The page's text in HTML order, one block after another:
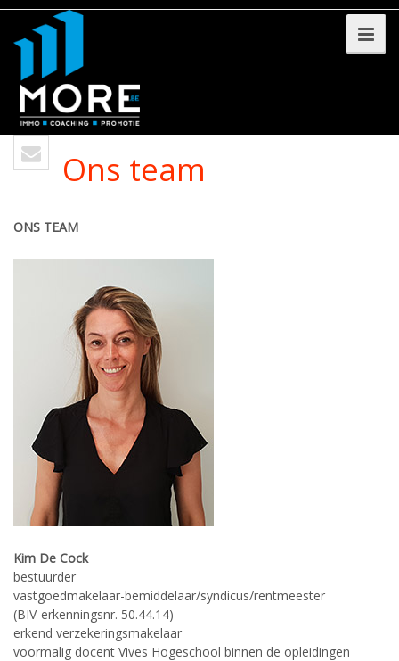
Ons team
ONS TEAM
Kim De Cock
bestuurder
vastgoedmakelaar-bemiddelaar/syndicus/rentmeester
(BIV-erkenningsnr. 50.44.14)
erkend verzekeringsmakelaar
voormalig docent Vives Hogeschool binnen de opleidingen